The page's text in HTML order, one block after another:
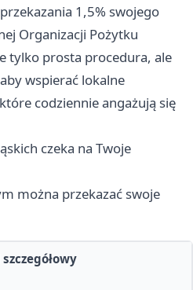
1,5% swojego
Organizacji Pożytku
tylko prosta procedura, ale
wspierać lokalne
codziennie angażują się
czeka na Twoje
można przekazać swoje